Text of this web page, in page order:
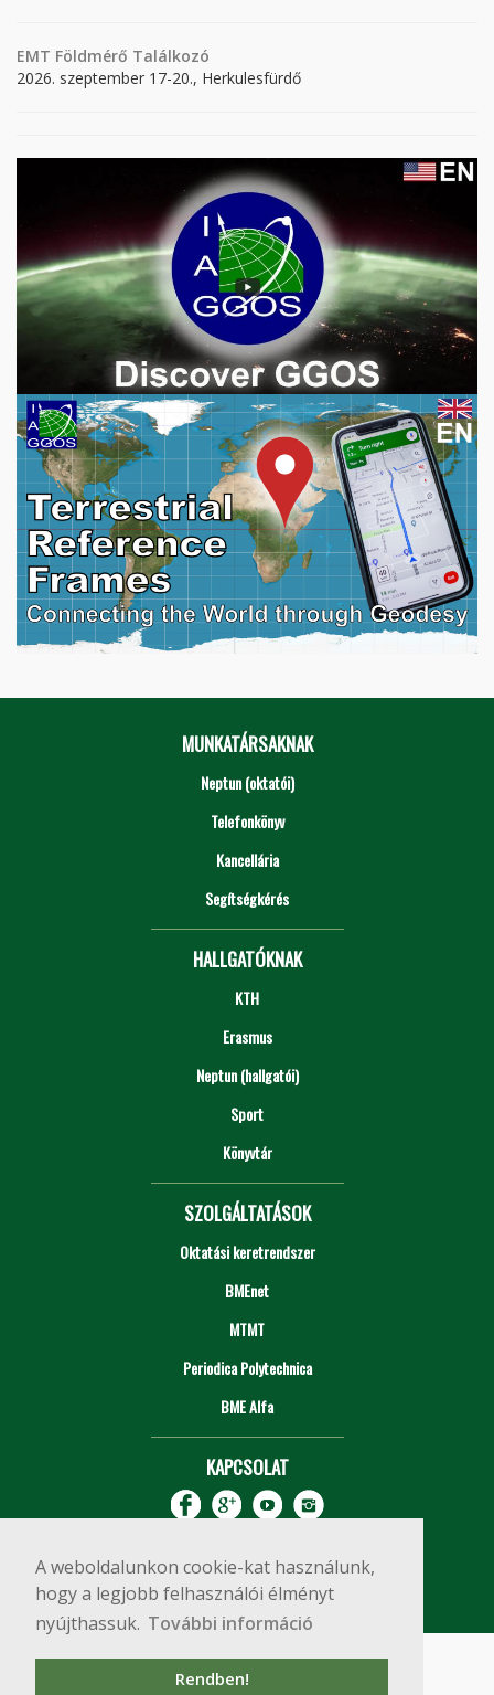
A weboldalunkon cookie-kat használunk,
hogy a legjobb felhasználói élményt
nyújthassuk. További információ
Rendben!
EMT Földmérő Találkozó
2026. szeptember 17-20., Herkulesfürdő
MUNKATÁRSAKNAK
Neptun (oktatói)
Telefonkönyv
Kancellária
Segítségkérés
HALLGATÓKNAK
KTH
Erasmus
Neptun (hallgatói)
Sport
Könyvtár
SZOLGÁLTATÁSOK
Oktatási keretrendszer
BMEnet
MTMT
Periodica Polytechnica
BME Alfa
KAPCSOLAT
Copyright © 2020 BME Építőmérnöki Kar
1111 Budapest, Műegyetem rkp. 3.